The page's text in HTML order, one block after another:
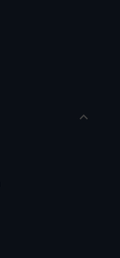
expand_more